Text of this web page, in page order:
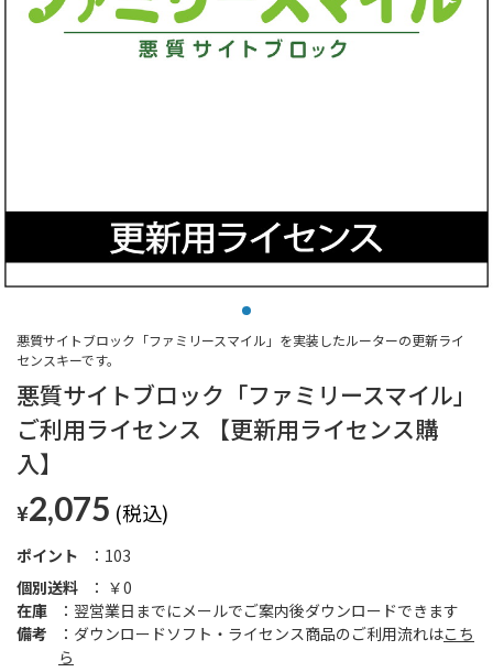
悪質サイトブロック「ファミリースマイル」
ご利用ライセンス 【更新用ライセンス購
入】
悪質サイトブロック「ファミリースマイル」を実装したルーターの更新ライ
センスキーです。
¥2,075
ポイント
103
個別送料
￥0
在庫
翌営業日までにメールでご案内後ダウンロードできます
備考
ダウンロードソフト・ライセンス商品のご利用流れはこち
ら